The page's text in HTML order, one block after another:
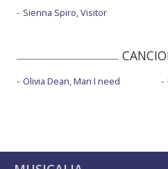
Sienna Spiro, Visitor
Olivia Dean, Man I need